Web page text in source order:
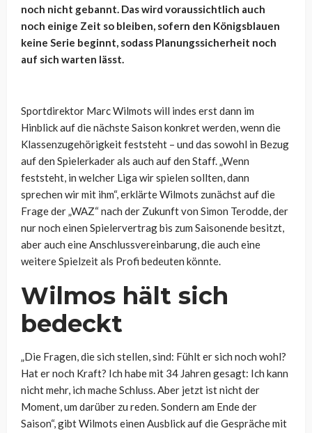
noch nicht gebannt. Das wird voraussichtlich auch
noch einige Zeit so bleiben, sofern den Königsblauen
keine Serie beginnt, sodass Planungssicherheit noch
auf sich warten lässt.
Sportdirektor Marc Wilmots will indes erst dann im
Hinblick auf die nächste Saison konkret werden, wenn die
Klassenzugehörigkeit feststeht – und das sowohl in Bezug
auf den Spielerkader als auch auf den Staff.„Wenn
feststeht, in welcher Liga wir spielen sollten, dann
sprechen wir mit ihm“, erklärte Wilmots zunächst auf die
Frage der „WAZ“ nach der Zukunft von Simon Terodde, der
nur noch einen Spielervertrag bis zum Saisonende besitzt,
aber auch eine Anschlussvereinbarung, die auch eine
weitere Spielzeit als Profi bedeuten könnte.
Wilmos hält sich
bedeckt
„Die Fragen, die sich stellen, sind: Fühlt er sich noch wohl?
Hat er noch Kraft? Ich habe mit 34 Jahren gesagt: Ich kann
nicht mehr, ich mache Schluss. Aber jetzt ist nicht der
Moment, um darüber zu reden. Sondern am Ende der
Saison“, gibt Wilmots einen Ausblick auf die Gespräche mit